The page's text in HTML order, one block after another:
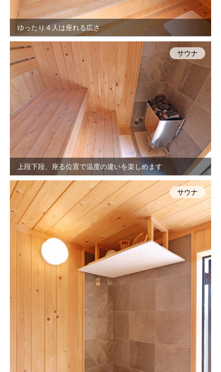
ゆったり４人は座れる広さ
上段下段、座る位置で温度の違いを楽しめます
サウナ
サウナ